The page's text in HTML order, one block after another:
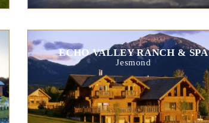
ECHO VALLEY RANCH & SPA
Jesmond